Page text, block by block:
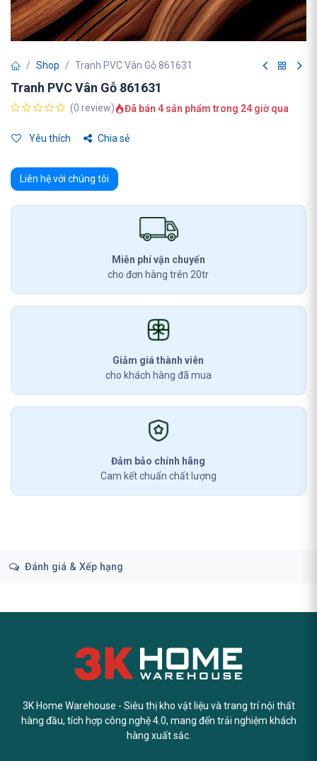
Shop Tranh PVC Vân Gỗ 861631
Tranh PVC Vân Gỗ 861631
(0 review) Đã bán 4 sản phẩm trong 24 giờ qua
Yêu thích Chia sẻ
Liên hệ với chúng tôi
Miễn phí vận chuyển
cho đơn hàng trên 20tr
Giảm giá thành viên
cho khách hàng đã mua
Đảm bảo chính hãng
Cam kết chuẩn chất lượng
Đánh giá & Xếp hạng
3K Home Warehouse - Siêu thị kho vật liệu và trang trí nội thất
hàng đầu, tích hợp công nghệ 4.0, mang đến trải nghiệm khách
hàng xuất sắc.